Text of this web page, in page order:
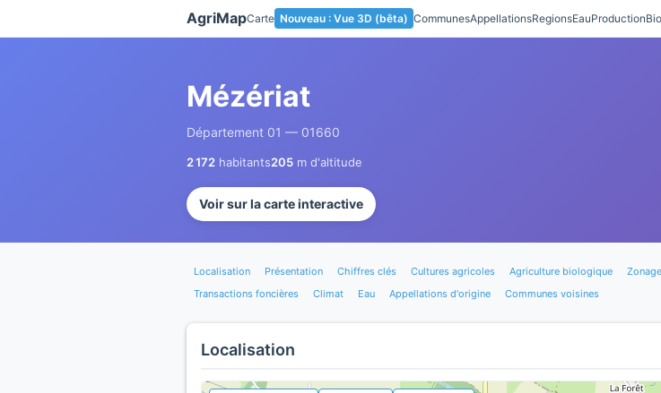
AgriMapCarte Nouveau : Vue 3D (bêta) CommunesAppellationsRegionsEauProductionBio
Mézériat
Département 01 — 01660
2 172 habitants205 m d'altitude
Voir sur la carte interactive
Localisation Présentation Chiffres clés Cultures agricoles Agriculture biologique
Transactions foncières
Climat Eau Appellations d'origine Communes voisines
Localisation
Panneau de gestion des cookies